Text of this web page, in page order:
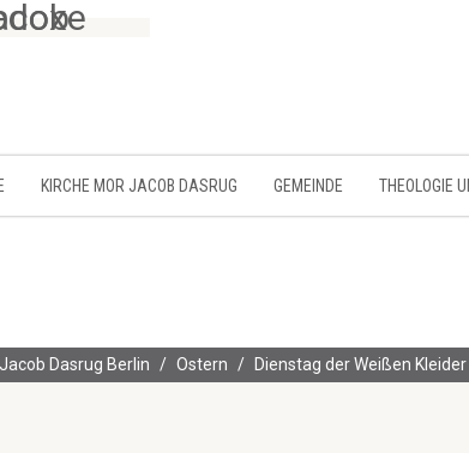
KIRCHE MOR JACOB DASRUG GEMEINDE THEOLOGIE
Dasrug Berlin Ostern Dienstag der Weißen Kleider